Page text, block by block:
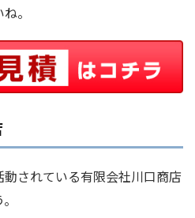
。
されている有限会社川口商店